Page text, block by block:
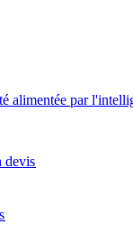
alimentée par
devis​​